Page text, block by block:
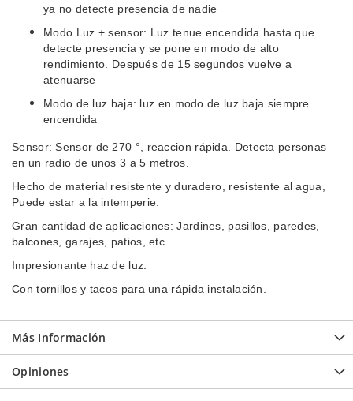
ya no detecte presencia de nadie
Modo Luz + sensor: Luz tenue encendida hasta que
detecte presencia y se pone en modo de alto
rendimiento. Después de 15 segundos vuelve a
atenuarse
Modo de luz baja: luz en modo de luz baja siempre
encendida
Sensor: Sensor de 270 °, reaccion rápida. Detecta personas
en un radio de unos 3 a 5 metros.
Hecho de material resistente y duradero, resistente al agua,
Puede estar a la intemperie.
Gran cantidad de aplicaciones: Jardines, pasillos, paredes,
balcones, garajes, patios, etc.
Impresionante haz de luz.
Con tornillos y tacos para una rápida instalación.
Más Información
Opiniones